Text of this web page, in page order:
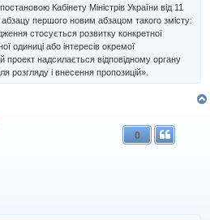
Кабінету Міністрів України від 11
першого новим абзацом такого змісту:
стосується розвитку конкретної
одиниці або інтересів окремої
проект надсилається відповідному органу
розгляду і внесення пропозицій».
0